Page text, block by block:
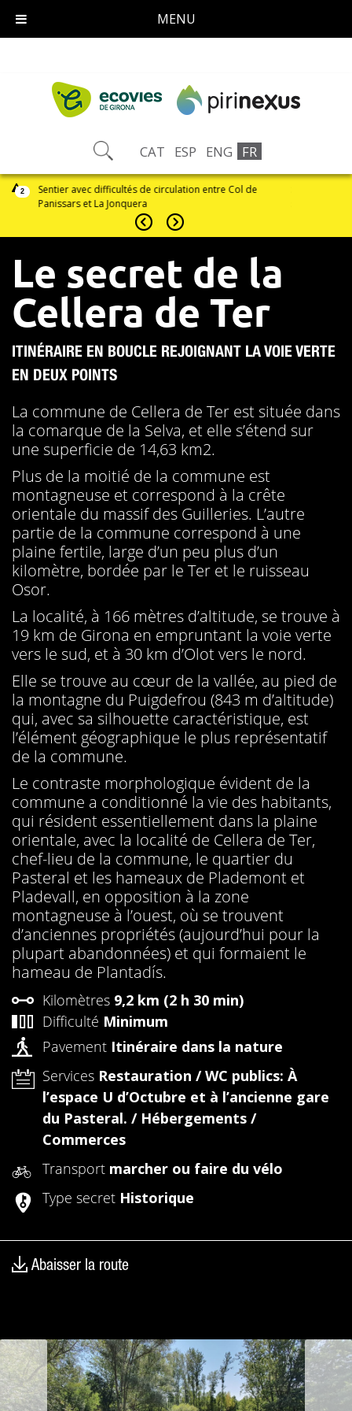
CAT ESP ENG FR
2
avec difficultés de circulation entre Col de
et La Jonquera
Si vous détectez un
Le secret de la
Cellera de Ter
ITINÉRAIRE EN BOUCLE REJOIGNANT LA VOIE VERTE
EN DEUX POINTS
La commune de Cellera de Ter est située dans
la comarque de la Selva, et elle s’étend sur
une superficie de 14,63 km2.
Plus de la moitié de la commune est
montagneuse et correspond à la crête
orientale du massif des Guilleries. L’autre
partie de la commune correspond à une
plaine fertile, large d’un peu plus d’un
kilomètre, bordée par le Ter et le ruisseau
Osor.
La localité, à 166 mètres d’altitude, se trouve à
19 km de Girona en empruntant la voie verte
vers le sud, et à 30 km d’Olot vers le nord.
Elle se trouve au cœur de la vallée, au pied de
la montagne du Puigdefrou (843 m d’altitude)
qui, avec sa silhouette caractéristique, est
l’élément géographique le plus représentatif
de la commune.
Le contraste morphologique évident de la
commune a conditionné la vie des habitants,
qui résident essentiellement dans la plaine
orientale, avec la localité de Cellera de Ter,
chef-lieu de la commune, le quartier du
Pasteral et les hameaux de Plademont et
Pladevall, en opposition à la zone
montagneuse à l’ouest, où se trouvent
d’anciennes propriétés (aujourd’hui pour la
plupart abandonnées) et qui formaient le
hameau de Plantadís.
Kilomètres 9,2 km (2 h 30 min)
Difficulté Minimum
Pavement Itinéraire dans la nature
Services Restauration /WC publics: À
l’espace U d’Octubre et à l’ancienne gare
du Pasteral. / Hébergements /
Commerces
Transport marcher ou faire du vélo
Type secret Historique
Abaisser la route
précédent
MENU